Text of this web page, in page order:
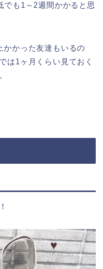
でも1～2週間かかると思
かかった友達もいるの
は1ヶ月くらい見ておく